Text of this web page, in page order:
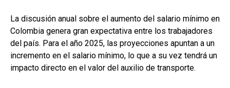
La discusión anual sobre el aumento del salario mínimo en
Colombia genera gran expectativa entre los trabajadores
del país. Para el año 2025, las proyecciones apuntan a un
incremento en el salario mínimo, lo que a su vez tendrá un
impacto directo en el valor del auxilio de transporte.